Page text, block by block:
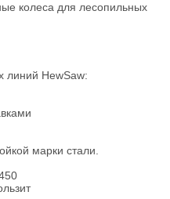
колеса для лесопильных
линий HewSaw:
марки стали.